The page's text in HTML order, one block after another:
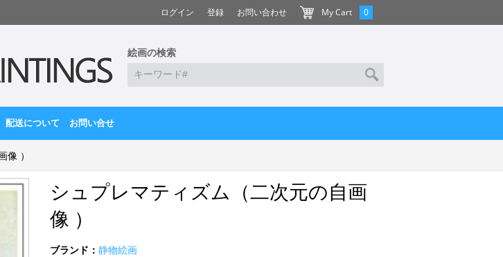
ログイン 登録 お問い合わせ My Cart 0
絵画の検索
配送について お問い合せ
）
シュプレマティズム（二次元の自画
像 ）
ブランド： 静物絵画